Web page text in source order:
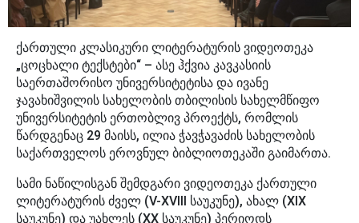
ქართული კლასიკური ლიტერატურის ვიდეოთეკა
„ცოცხალი ტექსტები“ – ასე ჰქვია კავკასიის
საერთაშორისო უნივერსიტეტისა და ივანე
ჯავახიშვილის სახელობის თბილისის სახელმწიფო
უნივერსიტეტის ერთობლივ პროექტს, რომლის
წარდგენაც 29 მაისს, ილია ჭავჭავაძის სახელობის
საქართველოს ეროვნულ ბიბლიოთეკაში გაიმართა.
სამი ნაწილისგან შემდგარი ვიდეოთეკა ქართული
ლიტერატურის ძველ (V-XVIII საუკუნე), ახალ (XIX
საუკუნე) და უახლეს (XX საუკუნე) პერიოდს